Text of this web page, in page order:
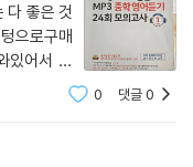
다 좋은 것
으로구매
있어서 듣
이 있어서
0 댓글0